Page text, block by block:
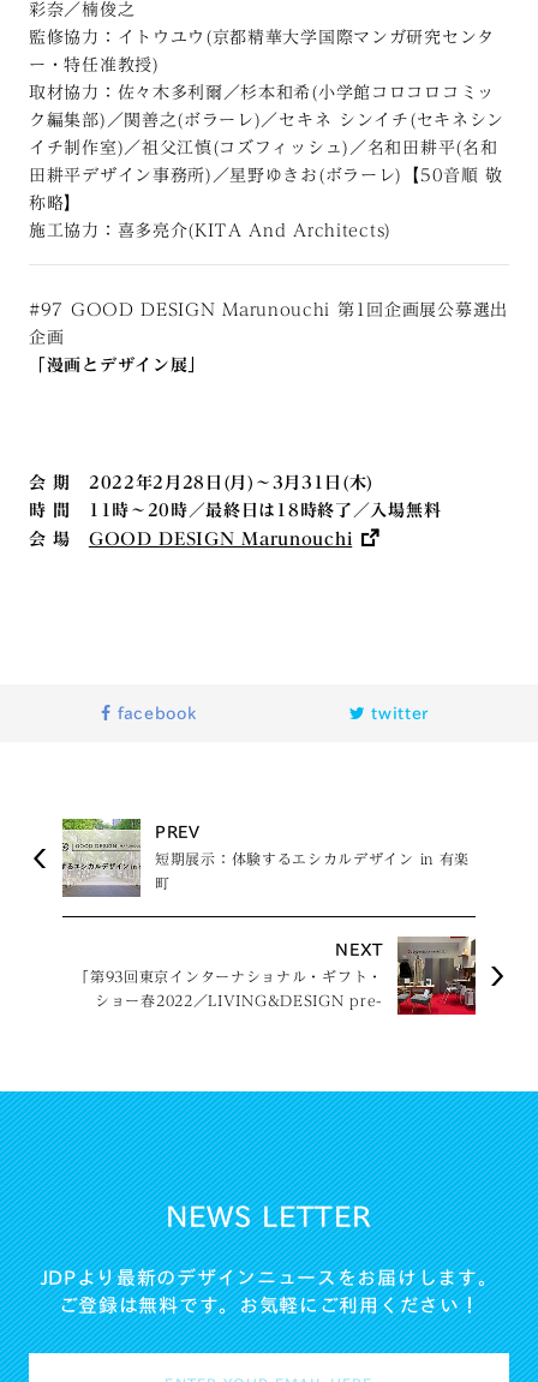
彩奈／楠俊之
監修協力：イトウユウ(京都精華大学国際マンガ研究センタ
ー・特任准教授)
取材協力：佐々木多利爾／杉本和希(小学館コロコロコミッ
ク編集部)／関善之(ボラーレ)／セキネ シンイチ(セキネシン
イチ制作室)／祖父江慎(コズフィッシュ)／名和田耕平(名和
田耕平デザイン事務所)／星野ゆきお(ボラーレ)【50音順 敬
称略】
施工協力：喜多亮介(KITA And Architects)
#97 GOOD DESIGN Marunouchi 第1回企画展公募選出
企画
「漫画とデザイン展」
会 期 2022年2月28日(月)〜3月31日(木)
時 間 11時〜20時／最終⽇は18時終了／⼊場無料
会 場 GOOD DESIGN Marunouchi
facebook twitter
PREV
短期展示：体験するエシカルデザイン in 有楽
町
NEXT
「第93回東京インターナショナル・ギフト・
ショー春2022／LIVING&DESIGN pre-
NEWS LETTER
JDPより最新のデザインニュースをお届けします。
ご登録は無料です。お気軽にご利用ください！